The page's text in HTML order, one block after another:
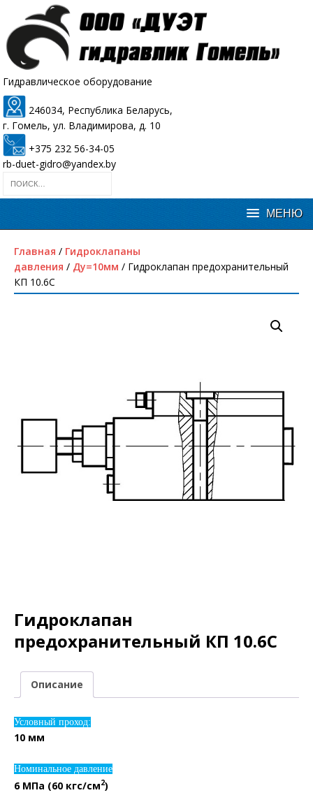
Гидравлическое оборудование
246034, Республика Беларусь,
г. Гомель, ул. Владимирова, д. 10
+375 232 56-34-05
rb-duet-gidro@yandex.by
Главная / Гидроклапаны
давления / Ду=10мм / Гидроклапан предохранительный
КП 10.6С
Гидроклапан
предохранительный КП 10.6С
Описание
Условный проход:
10 мм
Номинальное давление
6 МПа (60 кгс/см2)